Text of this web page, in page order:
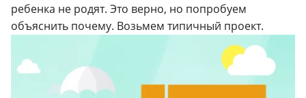
ребенка не родят. Это верно, но попробуем
объяснить почему. Возьмем типичный проект.